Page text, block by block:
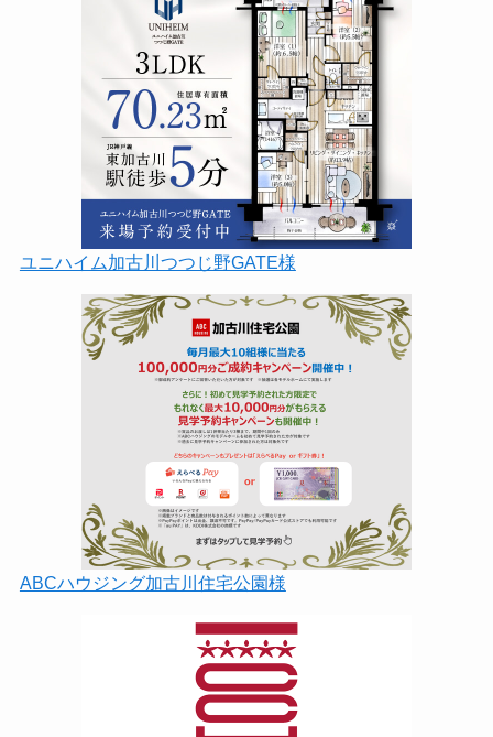
ユニハイム加古川つつじ野GATE様
ABCハウジング加古川住宅公園様